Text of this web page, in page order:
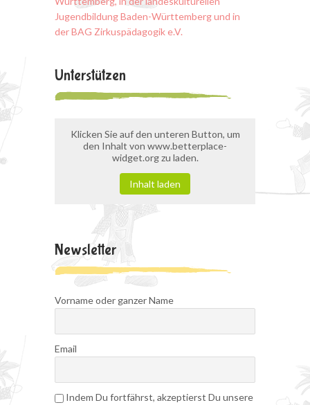
Jugendbildung Baden-Württemberg und in
der BAG Zirkuspädagogik e.V.
Unterstützen
Klicken Sie auf den unteren Button, um
den Inhalt von www.betterplace-
widget.org zu laden.
Inhalt laden
Newsletter
Vorname oder ganzer Name
Email
Indem Du fortfährst, akzeptierst Du unsere